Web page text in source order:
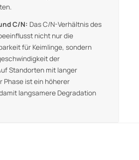
C/N: Das C/N-Verhältnis des
nicht nur die
für Keimlinge, sondern
der
Standorten mit langer
ist ein höherer
langsamere Degradation